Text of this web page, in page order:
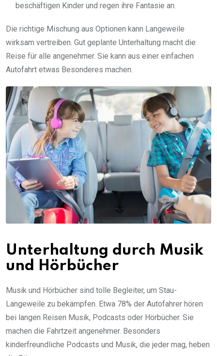
beschäftigen Kinder und regen ihre Fantasie an.
Die richtige Mischung aus Optionen kann Langeweile
wirksam vertreiben. Gut geplante Unterhaltung macht die
Reise für alle angenehmer. Sie kann aus einer einfachen
Autofahrt etwas Besonderes machen.
Unterhaltung durch Musik
und Hörbücher
Musik und Hörbücher sind tolle Begleiter, um Stau-
Langeweile zu bekämpfen. Etwa 78% der Autofahrer hören
bei langen Reisen Musik, Podcasts oder Hörbücher. Sie
machen die Fahrtzeit angenehmer. Besonders
kinderfreundliche Podcasts und Musik, die jeder mag, heben